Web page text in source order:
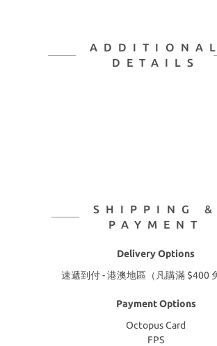
ADDITIONAL
DETAILS
SHIPPING &
PAYMENT
Delivery Options
速遞到付 - 港澳地區（凡購滿 $400
Payment Options
Octopus Card
FPS